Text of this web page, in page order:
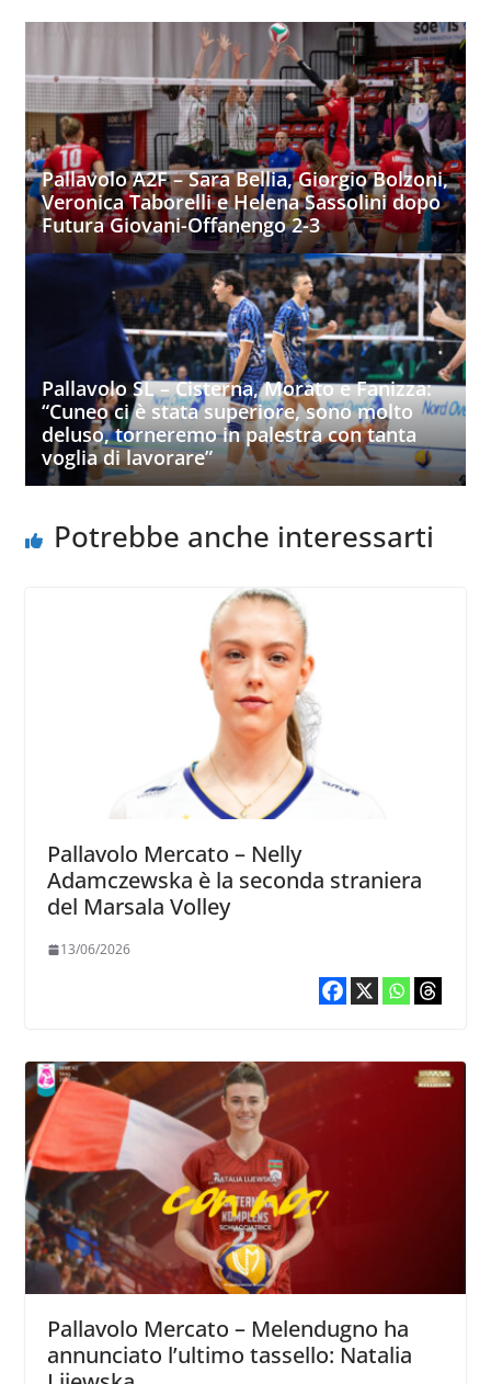
Pallavolo A2F – Sara Bellia, Giorgio Bolzoni,
Veronica Taborelli e Helena Sassolini dopo
Futura Giovani-Offanengo 2-3
Pallavolo SL – Cisterna, Morato e Fanizza:
“Cuneo ci è stata superiore, sono molto
deluso, torneremo in palestra con tanta
voglia di lavorare”
Potrebbe anche interessarti
Pallavolo Mercato – Nelly
Adamczewska è la seconda straniera
del Marsala Volley
13/06/2026
Pallavolo Mercato – Melendugno ha
annunciato l’ultimo tassello: Natalia